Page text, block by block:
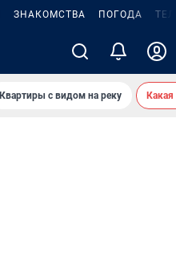
ЗНАКОМСТВА ПОГОДА
Квартиры с видом на реку